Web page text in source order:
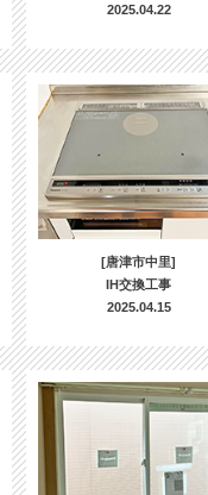
2025.04.22
[唐津市中里]
IH交換工事
2025.04.15